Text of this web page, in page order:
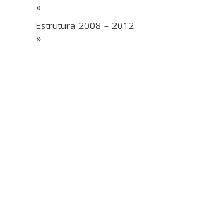
»
Estrutura 2008 – 2012
»